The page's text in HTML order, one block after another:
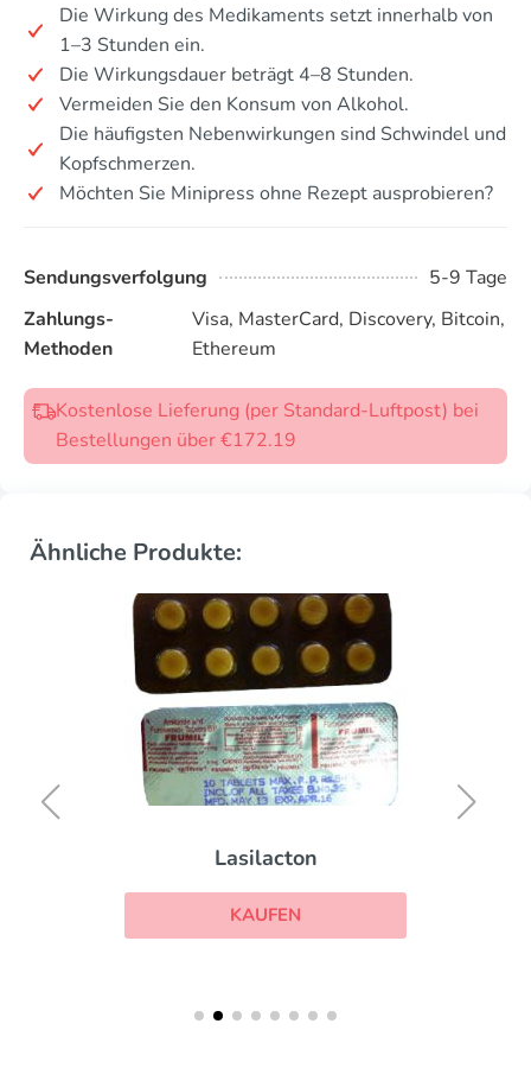
Die Wirkung des Medikaments setzt innerhalb von
1–3 Stunden ein.
Die Wirkungsdauer beträgt 4–8 Stunden.
Vermeiden Sie den Konsum von Alkohol.
Die häufigsten Nebenwirkungen sind Schwindel und
Kopfschmerzen.
Möchten Sie Minipress ohne Rezept ausprobieren?
Sendungsverfolgung
5-9 Tage
Zahlungs-
Methoden
Visa, MasterCard, Discovery, Bitcoin,
Ethereum
Kostenlose Lieferung (per Standard-Luftpost) bei
Bestellungen über €172.19
Ähnliche Produkte:
Lasilacton
KAUFEN